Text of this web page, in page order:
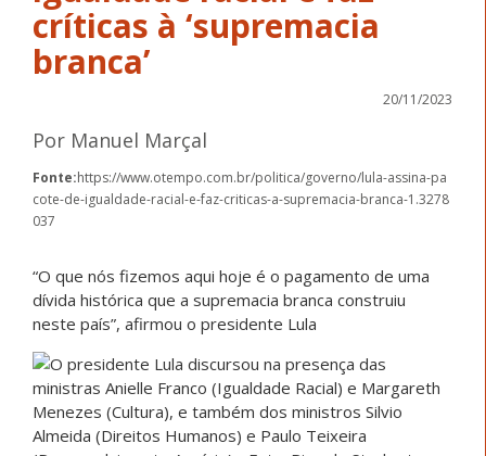
críticas à ‘supremacia
branca’
20/11/2023
Por Manuel Marçal
Fonte:https://www.otempo.com.br/politica/governo/lula-assina-pa
cote-de-igualdade-racial-e-faz-criticas-a-supremacia-branca-1.3278
037
“O que nós fizemos aqui hoje é o pagamento de uma
dívida histórica que a supremacia branca construiu
neste país”, afirmou o presidente Lula